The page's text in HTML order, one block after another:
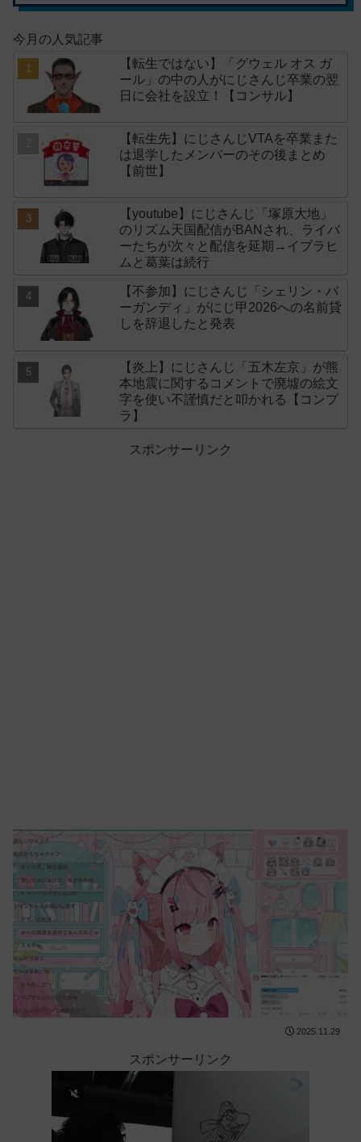
今月の人気記事
【転生ではない】「グウェル オス ガ
ール」の中の人がにじさんじ卒業の翌
日に会社を設立！【コンサル】
【転生先】にじさんじVTAを卒業また
は退学したメンバーのその後まとめ
【前世】
【youtube】にじさんじ「塚原大地」
のリズム天国配信がBANされ、ライバ
ーたちが次々と配信を延期→イブラヒ
ムと葛葉は続行
【不参加】にじさんじ「シェリン・バ
ーガンディ」がにじ甲2026への名前貸
しを辞退したと発表
【炎上】にじさんじ「五木左京」が熊
本地震に関するコメントで廃墟の絵文
字を使い不謹慎だと叩かれる【コンプ
ラ】
スポンサーリンク
2025.11.29
スポンサーリンク